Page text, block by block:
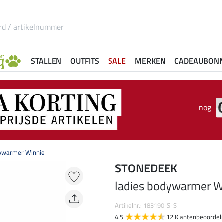
STALLEN OUTFITS SALE MERKEN
nog
Winnie
STONEDEEK
ladies bodywarmer
Artikelnr.: 183190-S-S
4.5
12